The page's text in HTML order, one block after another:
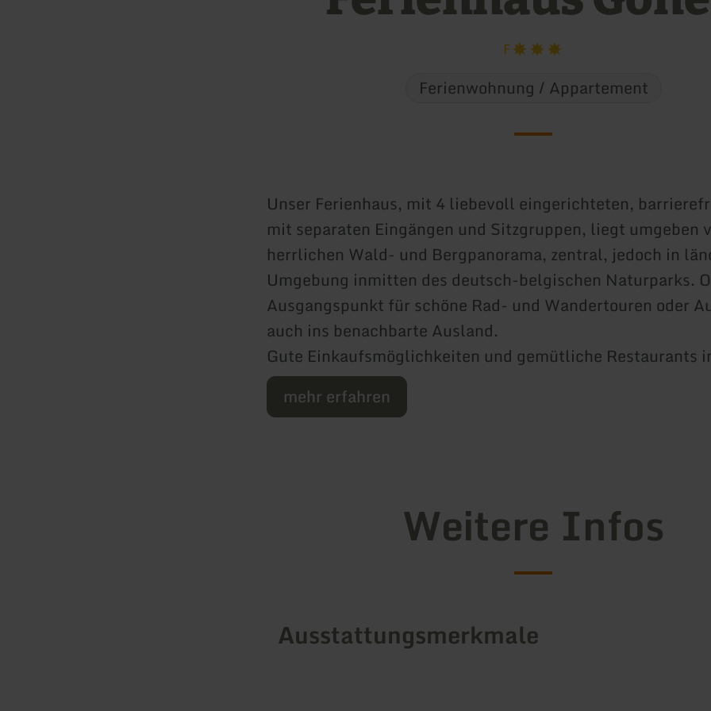
F
Ferienwohnung / Appartement
Unser Ferienhaus, mit 4 liebevoll eingerichteten,
mit separaten Eingängen und Sitzgruppen, liegt umgeben
herrlichen Wald- und Bergpanorama, zentral, jedoch in
Umgebung inmitten des deutsch-belgischen Naturparks.
Ausgangspunkt für schöne Rad- und Wandertouren oder
auch ins benachbarte Ausland.
Gute Einkaufsmöglichkeiten und gemütliche Restaurants
mehr erfahren
Weitere Infos
Ausstattungsmerkmale